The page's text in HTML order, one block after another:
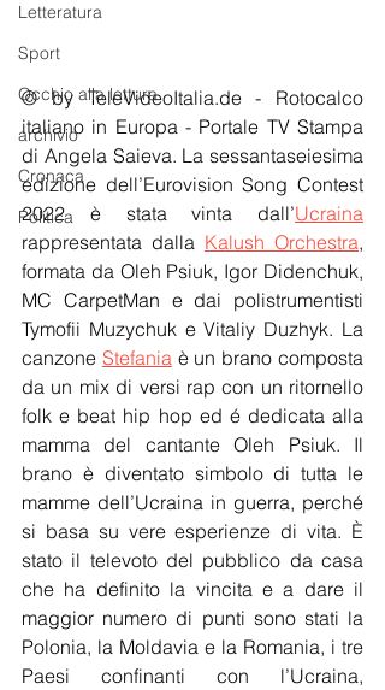
Letteratura
Sport
Occhio alla lettura
archivio
Cronaca
Politica
© by TeleVideoItalia.de - Rotocalco
italiano in Europa - Portale TV Stampa
di Angela Saieva. La sessantaseiesima
edizione dell’Eurovision Song Contest
2022 è stata vinta dall’Ucraina
rappresentata dalla Kalush Orchestra,
formata da Oleh Psiuk, Igor Didenchuk,
MC CarpetMan e dai polistrumentisti
Tymofii Muzychuk e Vitaliy Duzhyk. La
canzone Stefania è un brano composta
da un mix di versi rap con un ritornello
folk e beat hip hop ed é dedicata alla
mamma del cantante Oleh Psiuk. Il
brano è diventato simbolo di tutta le
mamme dell’Ucraina in guerra, perché
si basa su vere esperienze di vita. È
stato il televoto del pubblico da casa
che ha definito la vincita e a dare il
maggior numero di punti sono stati la
Polonia, la Moldavia e la Romania, i tre
Paesi confinanti con l’Ucraina,